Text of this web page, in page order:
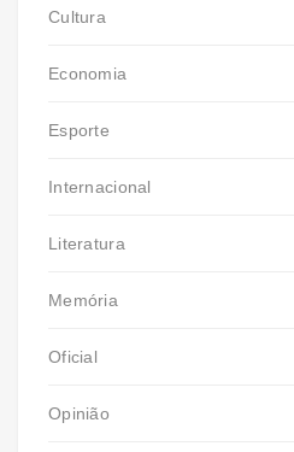
Cultura
Economia
Esporte
Internacional
Literatura
Memória
Oficial
Opinião